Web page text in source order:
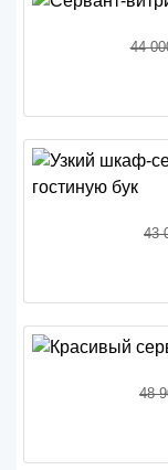
44
43
48